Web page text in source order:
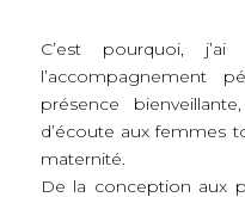
C’est pourquoi,
l’accompagnement
présence
d’écoute aux femmes
maternité.
De la conception aux